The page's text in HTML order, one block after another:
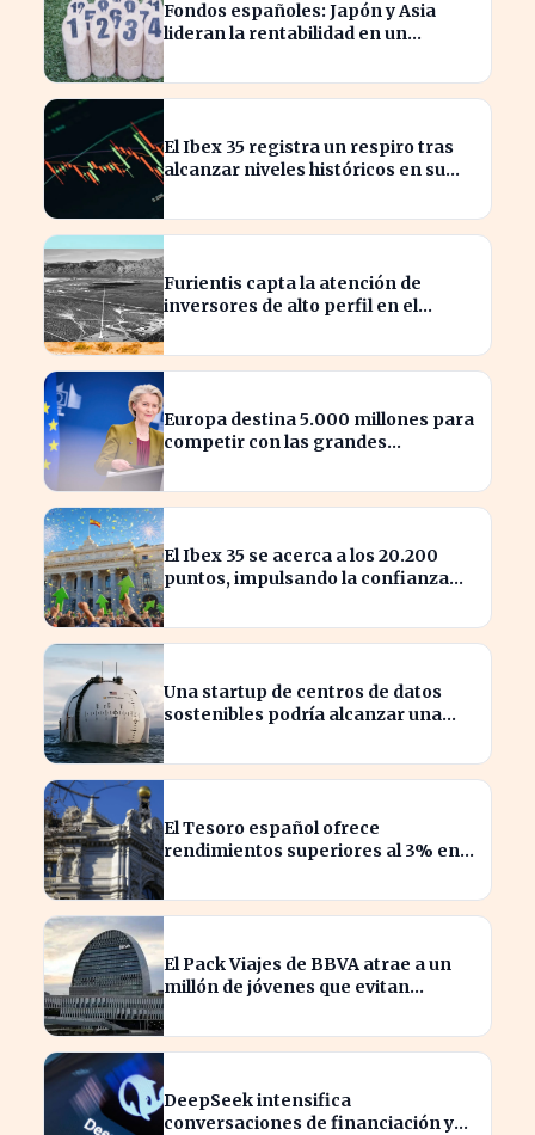
Fondos españoles: Japón y Asia
lideran la rentabilidad en un
El Ibex 35 registra un respiro tras
alcanzar niveles históricos en su
Furientis capta la atención de
inversores de alto perfil en el
Europa destina 5.000 millones para
competir con las grandes
El Ibex 35 se acerca a los 20.200
puntos, impulsando la confianza
Una startup de centros de datos
sostenibles podría alcanzar una
El Tesoro español ofrece
rendimientos superiores al 3% en
El Pack Viajes de BBVA atrae a un
millón de jóvenes que evitan
DeepSeek intensifica
conversaciones de financiación y